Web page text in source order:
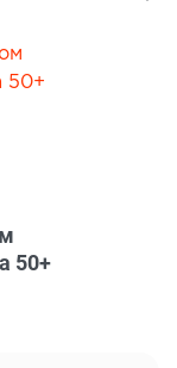
50+